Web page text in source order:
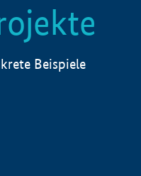
Beispiele